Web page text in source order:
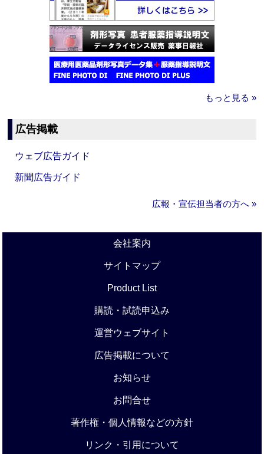
もっと見る »
広告掲載
ウェブ広告ガイド
新聞広告ガイド
広報・宣伝担当者の方へ »
会社案内
サイトマップ
Product List
購読・試読申込み
運営ウェブサイト
広告掲載について
お知らせ
お問合せ
著作権・個人情報などの方針
リンク・引用について